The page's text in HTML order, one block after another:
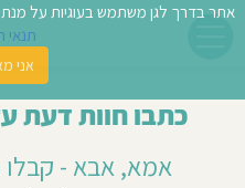
כתבו חוות דעת
אמא, אבא - קבלו
אתר בדרך לגן משתמש בעוגיות על
תנאי
אני